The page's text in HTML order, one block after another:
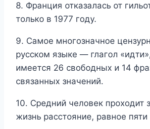
8. Франция отказалась от
только в 1977 году.
9. Самое многозначное
русском языке — глагол
имеется 26 свободных и 14
связанных значений.
10. Средний человек проходит
жизнь расстояние, равное